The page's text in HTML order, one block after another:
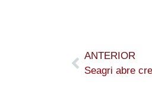
ANTERIOR